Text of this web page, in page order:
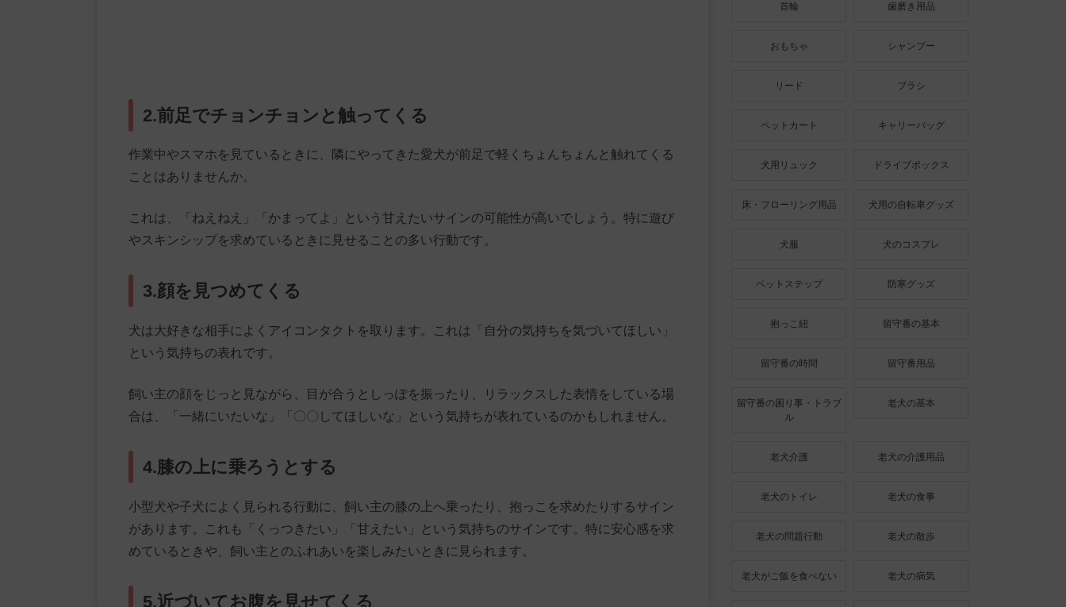
2.前足でチョンチョンと触ってくる
作業中やスマホを見ているときに、隣にやってきた愛犬が前足で軽くちょんちょんと触れてくる
ことはありませんか。
これは、「ねえねえ」「かまってよ」という甘えたいサインの可能性が高いでしょう。特に遊び
やスキンシップを求めているときに見せることの多い行動です。
3.顔を見つめてくる
犬は大好きな相手によくアイコンタクトを取ります。これは「自分の気持ちを気づいてほしい」
という気持ちの表れです。
飼い主の顔をじっと見ながら、目が合うとしっぽを振ったり、リラックスした表情をしている場
合は、「一緒にいたいな」「〇〇してほしいな」という気持ちが表れているのかもしれません。
4.膝の上に乗ろうとする
小型犬や子犬によく見られる行動に、飼い主の膝の上へ乗ったり、抱っこを求めたりするサイン
があります。これも「くっつきたい」「甘えたい」という気持ちのサインです。特に安心感を求
めているときや、飼い主とのふれあいを楽しみたいときに見られます。
5.近づいてお腹を見せてくる
首輪 歯磨き用品
おもちゃ シャンプー
リード ブラシ
ペットカート キャリーバッグ
犬用リュック ドライブボックス
床・フローリング用品 犬用の自転車グッズ
犬服 犬のコスプレ
ペットステップ 防寒グッズ
抱っこ紐 留守番の基本
留守番の時間 留守番用品
留守番の困り事・トラブ
ル
老犬の基本
老犬介護 老犬の介護用品
老犬のトイレ 老犬の食事
老犬の問題行動 老犬の散歩
老犬がご飯を食べない 老犬の病気